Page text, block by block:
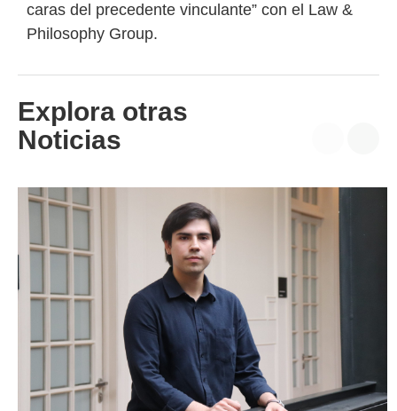
caras del precedente vinculante” con el Law &
Philosophy Group.
Explora otras
Noticias